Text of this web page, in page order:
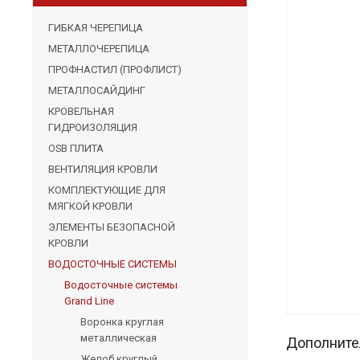
ГИБКАЯ ЧЕРЕПИЦА
МЕТАЛЛОЧЕРЕПИЦА
ПРОФНАСТИЛ (ПРОФЛИСТ)
МЕТАЛЛОСАЙДИНГ
КРОВЕЛЬНАЯ
ГИДРОИЗОЛЯЦИЯ
OSB ПЛИТА
ВЕНТИЛЯЦИЯ КРОВЛИ
КОМПЛЕКТУЮЩИЕ ДЛЯ
МЯГКОЙ КРОВЛИ
ЭЛЕМЕНТЫ БЕЗОПАСНОЙ
КРОВЛИ
ВОДОСТОЧНЫЕ СИСТЕМЫ
Водосточные системы
Grand Line
Воронка круглая
металлическая